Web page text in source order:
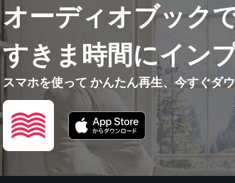
オーディオブック
すきま時間にイン
スマホを使って かんたん再生、今すぐダ